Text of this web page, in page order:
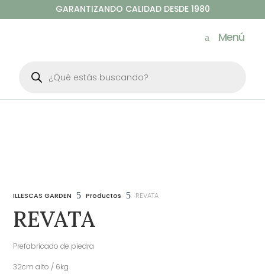
GARANTIZANDO CALIDAD DESDE 1980
Menú
productos
ILLESCAS GARDEN 5 Productos 5 REVATA
REVATA
Prefabricado de piedra
32cm alto / 6kg